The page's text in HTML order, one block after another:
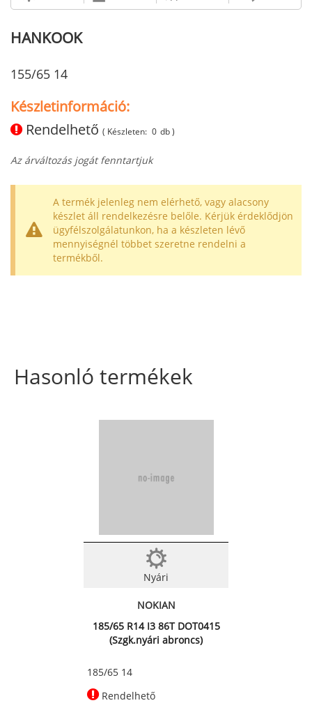
HANKOOK
155/65 14
Készletinformáció:
Rendelhető ( Készleten: 0 db )
Az árváltozás jogát fenntartjuk
A termék jelenleg nem elérhető, vagy alacsony
készlet áll rendelkezésre belőle. Kérjük érdeklődjön
ügyfélszolgálatunkon, ha a készleten lévő
mennyiségnél többet szeretne rendelni a
termékből.
Hasonló termékek
Nyári
NOKIAN
185/65 R14 I3 86T DOT0415
(Szgk.nyári abroncs)
185/65 14
Rendelhető